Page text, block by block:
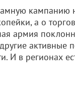
кампанию
а о
армия
активные
И в регионах